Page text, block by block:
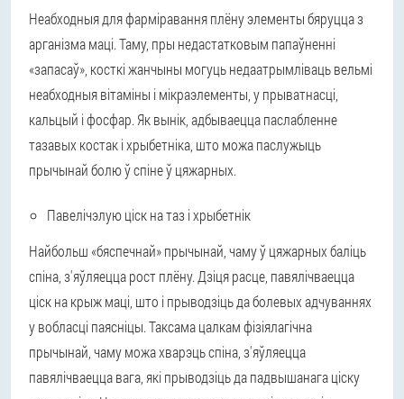
Неабходныя для фарміравання плёну элементы бяруцца з
арганізма маці. Таму, пры недастатковым папаўненні
«запасаў», косткі жанчыны могуць недаатрымліваць вельмі
неабходныя вітаміны і мікраэлементы, у прыватнасці,
кальцый і фосфар. Як вынік, адбываецца паслабленне
тазавых костак і хрыбетніка, што можа паслужыць
прычынай болю ў спіне ў цяжарных.
Павелічэлую ціск на таз і хрыбетнік
Найбольш «бяспечнай» прычынай, чаму ў цяжарных баліць
спіна, з'яўляецца рост плёну. Дзіця расце, павялічваецца
ціск на крыж маці, што і прыводзіць да болевых адчуваннях
у вобласці паясніцы. Таксама цалкам фізіялагічна
прычынай, чаму можа хварэць спіна, з'яўляецца
павялічваецца вага, які прыводзіць да падвышанага ціску